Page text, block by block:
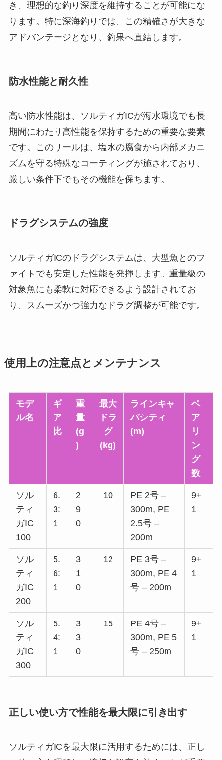
き、理想的な釣り深度を維持することが可能にな
ります。特に深海釣りでは、この精確さが大きな
アドバンテージとなり、釣果へ直結します。
防水性能と耐久性
高い防水性能は、ソルティガICが海水環境でも長
期間にわたり高性能を保持するための重要な要素
です。このリールは、塩水の腐食から内部メカニ
ズムを守る特殊なコーティングが施されており、
厳しい条件下でもその機能を保ちます。
ドラグシステムの強度
ソルティガICのドラグシステムは、大型魚とのフ
ァイトでも安定した性能を発揮します。重量級の
対象魚にも柔軟に対応できるよう設計されてお
り、スムーズかつ強力なドラグ調整が可能です。
使用上の注意点とメンテナンス
モデ
ル名
ギ
ア
比
重
量
(g
)
最大
ドラ
グ
(kg)
ラインキャ
パシティ
(m)
ベ
ア
リ
ン
グ
数
ソル
ティ
ガIC
100
6.
3:
1
2
9
0
10
PE 2号 –
300m, PE
2.5号 –
200m
9+
1
ソル
ティ
ガIC
200
5.
6:
1
3
1
0
12
PE 3号 –
300m, PE 4
号 – 200m
9+
1
ソル
ティ
ガIC
300
5.
4:
1
3
3
0
15
PE 4号 –
300m, PE 5
号 – 250m
9+
1
正しい使い方で性能を最大限に引き出す
ソルティガICを最大限に活用するためには、正し